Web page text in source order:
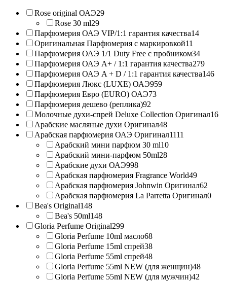
Rose original ОАЭ29
Rose 30 ml29
Парфюмерия ОАЭ VIP/1:1 гарантия качества14
Оригинальная Парфюмерия с маркировкой11
Парфюмерия ОАЭ 1/1 Duty Free с пробником34
Парфюмерия ОАЭ A+ / 1:1 гарантия качества279
Парфюмерия ОАЭ A + D / 1:1 гарантия качества146
Парфюмерия Люкс (LUXE) ОАЭ959
Парфюмерия Евро (EURO) ОАЭ73
Парфюмерия дешево (реплика)92
Молочные духи-спрей Deluxe Collection Оригинал16
Арабские масляные духи Оригинал48
Арабская парфюмерия ОАЭ Оригинал1111
Арабский мини парфюм 30 ml10
Арабский мини-парфюм 50ml28
Арабские духи ОАЭ998
Арабская парфюмерия Fragrance World49
Арабская парфюмерия Johnwin Оригинал62
Арабская парфюмерия La Parretta Оригинал0
Bea's Original148
Bea's 50ml148
Gloria Perfume Original299
Gloria Perfume 10ml масло68
Gloria Perfume 15ml спрей38
Gloria Perfume 55ml спрей48
Gloria Perfume 55ml NEW (для женщин)48
Gloria Perfume 55ml NEW (для мужчин)42